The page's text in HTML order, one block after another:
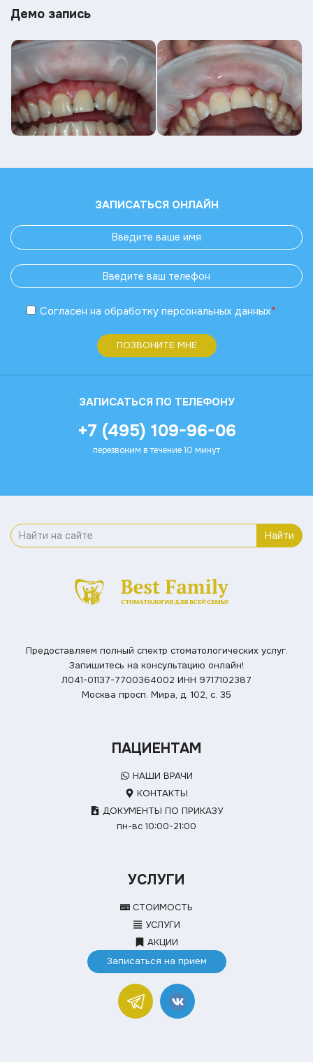
Демо запись
ЗАПИСАТЬСЯ ОНЛАЙН
Согласен на обработку персональных данных*
ПОЗВОНИТЕ МНЕ
ЗАПИСАТЬСЯ ПО ТЕЛЕФОНУ
+7 (495) 109-96-06
перезвоним в течение 10 минут
Найти
Предоставляем полный спектр стоматологических услуг.
Запишитесь на консультацию онлайн!
Л041-01137-7700364002 ИНН 9717102387
Москва просп. Мира, д. 102, с. 35
ПАЦИЕНТАМ
НАШИ ВРАЧИ
КОНТАКТЫ
ДОКУМЕНТЫ ПО ПРИКАЗУ
пн-вс 10:00-21:00
УСЛУГИ
СТОИМОСТЬ
УСЛУГИ
АКЦИИ
Записаться на прием